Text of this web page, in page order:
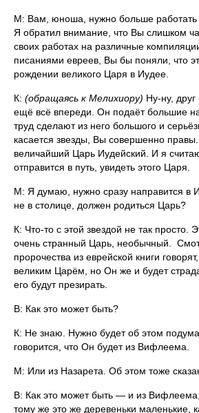
М: Вам, юноша, нужно больше работать
Я обратил внимание, что Вы слишком
своих работах на различные
писаниями евреев, Вы бы поняли, что
рождении великого Царя в Иудее.
К: (обращаясь к Мелихиору) Ну-ну,
ещё всё впереди. Он подаёт большие
труд сделают из него большого и
касается звезды, Вы совершенно
величайший Царь Иудейский. И я
отправится в путь, увидеть этого Царя.
М: Я думаю, нужно сразу направится в
не в столице, должен родиться Царь?
К: Что-то с этой звездой не так просто.
очень странный Царь, необычный.
пророчества из еврейской книги
великим Царём, но Он же и будет
его будут презирать.
В: Как это может быть?
К: Не знаю. Нужно будет об этом
говорится, что Он будет из Вифлеема.
М: Или из Назарета. Об этом тоже
В: Как это может быть — и из
тому же это же деревеньки маленькие,